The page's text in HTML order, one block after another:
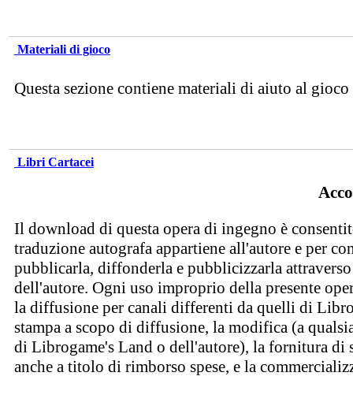
Materiali di gioco
Questa sezione contiene materiali di aiuto al
Libri Cartacei
Il download di questa opera di ingegno è
traduzione autografa appartiene all'autore e per
pubblicarla, diffonderla e pubblicizzarla
dell'autore. Ogni uso improprio della presente
la diffusione per canali differenti da quelli di
stampa a scopo di diffusione, la modifica (a
di Librogame's Land o dell'autore), la fornitura
anche a titolo di rimborso spese, e la